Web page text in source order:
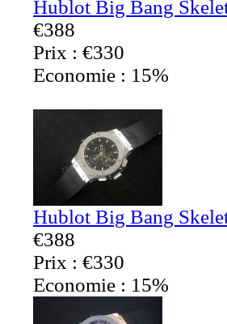
Hublot Big Bang
€388
Prix : €330
Economie : 15%
Hublot Big Bang
€388
Prix : €330
Economie : 15%